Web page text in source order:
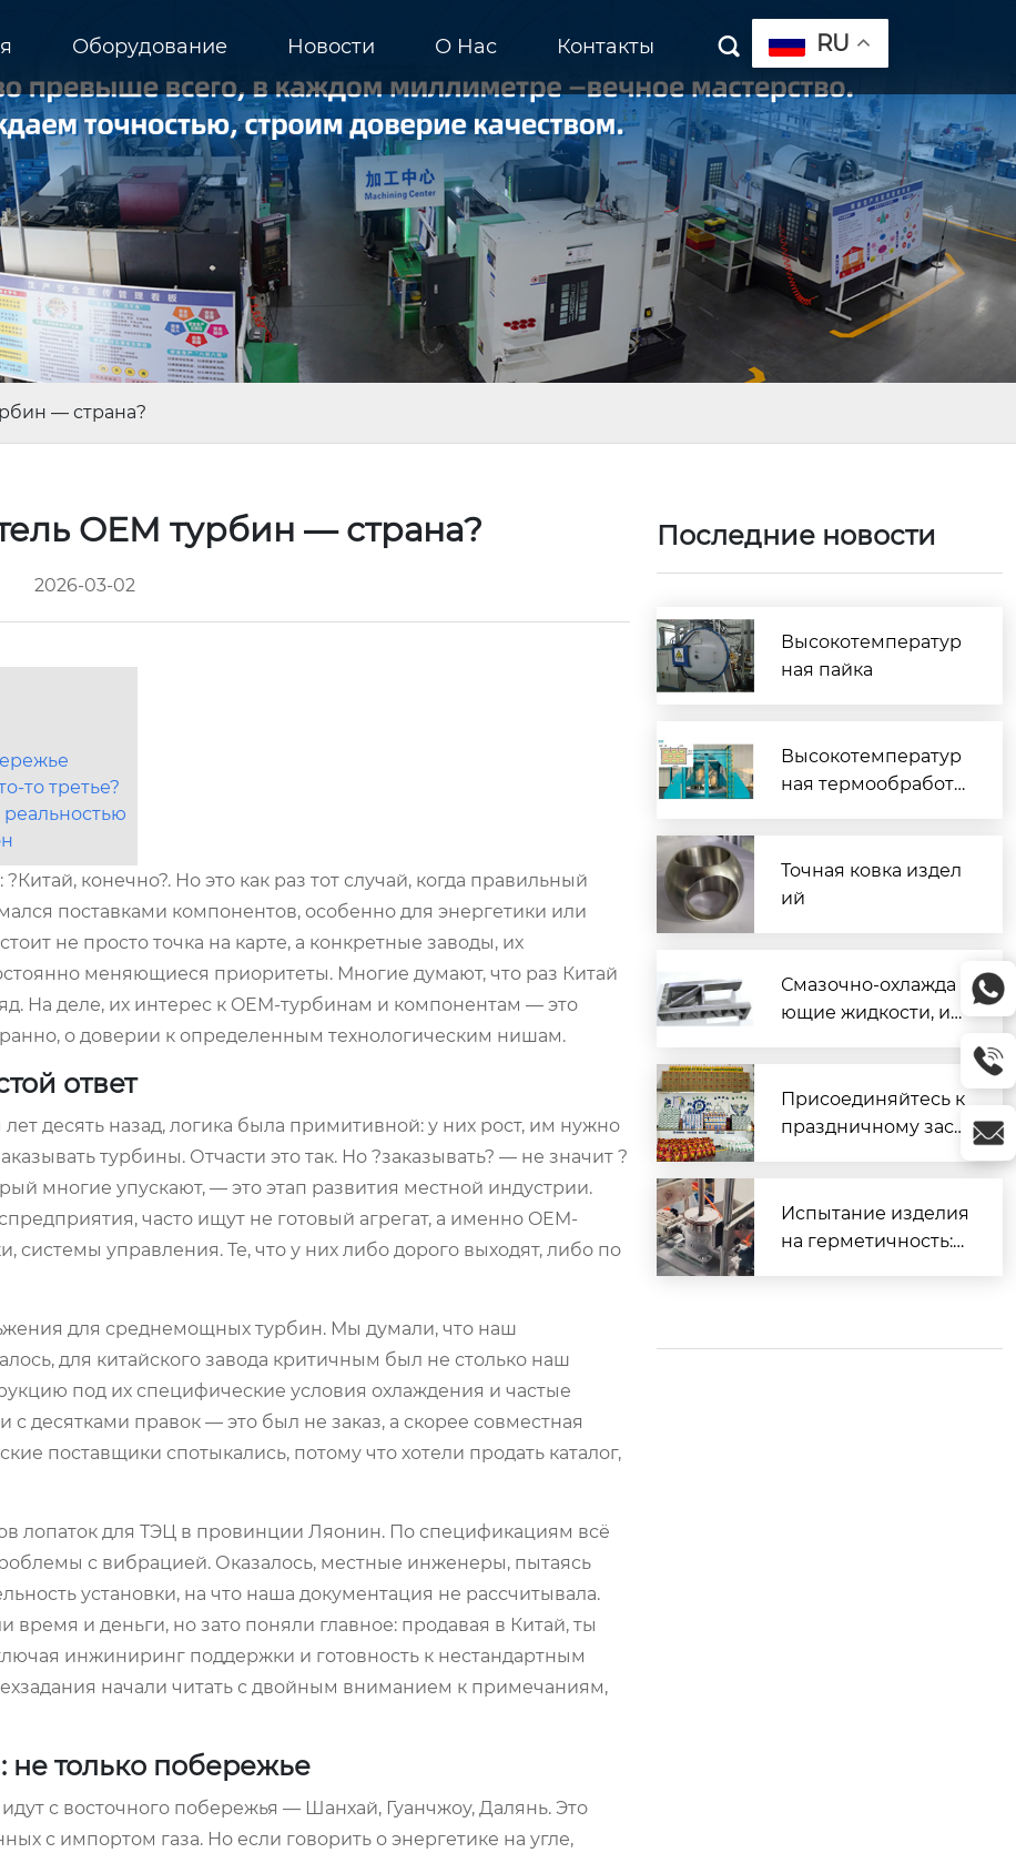
Оборудование Новости О Hас Контакты  RU
— страна?
OEM турбин — страна?
2026-03-02
то третье?
конечно?. Но это как раз тот случай, когда правильный
поставками компонентов, особенно для энергетики или
не просто точка на карте, а конкретные заводы, их
меняющиеся приоритеты. Многие думают, что раз Китай
На деле, их интерес к OEM-турбинам и компонентам — это
о доверии к определенным технологическим нишам.
ответ
десять назад, логика была примитивной: у них рост, им нужно
турбины. Отчасти это так. Но ?заказывать? — не значит ?
многие упускают, — это этап развития местной индустрии.
часто ищут не готовый агрегат, а именно OEM-
системы управления. Те, что у них либо дорого выходят, либо по
для среднемощных турбин. Мы думали, что наш
для китайского завода критичным был не столько наш
под их специфические условия охлаждения и частые
десятками правок — это был не заказ, а скорее совместная
поставщики спотыкались, потому что хотели продать каталог,
лопаток для ТЭЦ в провинции Ляонин. По спецификациям всё
с вибрацией. Оказалось, местные инженеры, пытаясь
установки, на что наша документация не рассчитывала.
время и деньги, но зато поняли главное: продавая в Китай, ты
инжиниринг поддержки и готовность к нестандартным
начали читать с двойным вниманием к примечаниям,
не только побережье
с восточного побережья — Шанхай, Гуанчжоу, Далянь. Это
с импортом газа. Но если говорить о энергетике на угле,
Последние новости
Высокотемператур
ная пайка
Высокотемператур
ная термообработк
Точная ковка издел
ий
Смазочно-охлажда
ющие жидкости, ис
материалов
Присоединяйтесь к
праздничному заст
тиваль.
Испытание изделия
на герметичность: